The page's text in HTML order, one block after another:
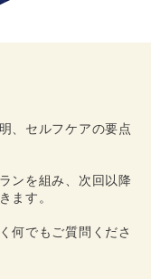
、セルフケアの要点
ンを組み、次回以降
ます。
何でもご質問くださ